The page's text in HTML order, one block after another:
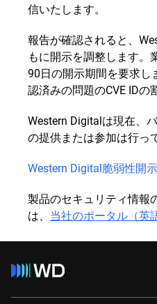
信いたします。
報告が確認されると、
もに開示を調整します。
90日の開示期間を要求し
認済みの問題のCVE IDの
Western Digitalは現在、
の提供または参加は行っ
Western Digital脆弱性開
製品のセキュリティ情報
は、 当社のポータル（英